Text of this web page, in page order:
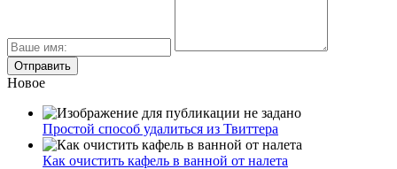
Новое
Простой способ удалиться из Твиттера
Как очистить кафель в ванной от налета